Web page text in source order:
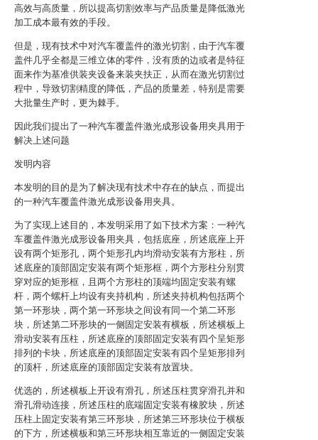
高效与高质量，所以提高切割效率与产品质量是降低激光
加工成本最有效的手段。
但是，现有技术中对汽车覆盖件的激光切割，由于汽车覆
盖件几乎全都是三维立体的零件，没有质的边或者是特征
面来作为基准供装夹设备来装夹扶正，从而在激光切割过
程中，导致切割精度的降低，产品的质量差，特别是需要
大批量生产时，更为棘手。
因此我们提出了一种汽车覆盖件激光成形设备用夹具用于
解决上述问题
发明内容
本发明的目的是为了解决现有技术中存在的缺点，而提出
的一种汽车覆盖件激光成形设备用夹具。
为了实现上述目的，本发明采用了如下技术方案：一种汽
车覆盖件激光成形设备用夹具，包括底座，所述底座上开
设有两个矩形孔，两个矩形孔内均滑动安装有方形柱，所
述底座的顶部固定安装有两个矩形框，两个方形柱分别贯
穿对应的矩形框，且两个方形柱的顶端均固定安装有螺
杆，两个螺杆上均设有夹持机构，所述夹持机构包括两个
第一环形块，两个第一环形块之间设有同一个第二环形
块，所述第二环形块的一侧固定安装有横板，所述横板上
滑动安装有压柱，所述底座的顶部固定安装有四个呈矩形
排列的卡块，所述底座的顶部固定安装有四个呈矩形排列
的顶杆，所述底座的顶部固定安装有放置块。
优选的，所述横板上开设有滑孔，所述压柱贯穿滑孔并和
滑孔滑动连接，所述压柱的底端固定安装有橡胶块，所述
压柱上固定安装有第三环形块，所述第三环形块位于横板
的下方，所述横板和第三环形块相互靠近的一侧固定安装